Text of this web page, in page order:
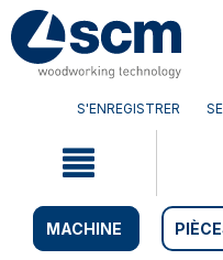
Aller
au
contenu
Menu
sauter
S'ENREGISTRER
MACHINE